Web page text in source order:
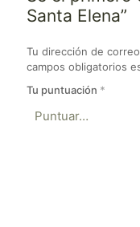
Santa Elena”
Tu dirección de
campos obligatorios
Tu puntuación *